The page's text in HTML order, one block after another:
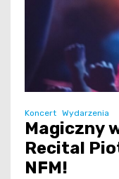
Koncert Wydarzenia
Magiczny
Recital
NFM!